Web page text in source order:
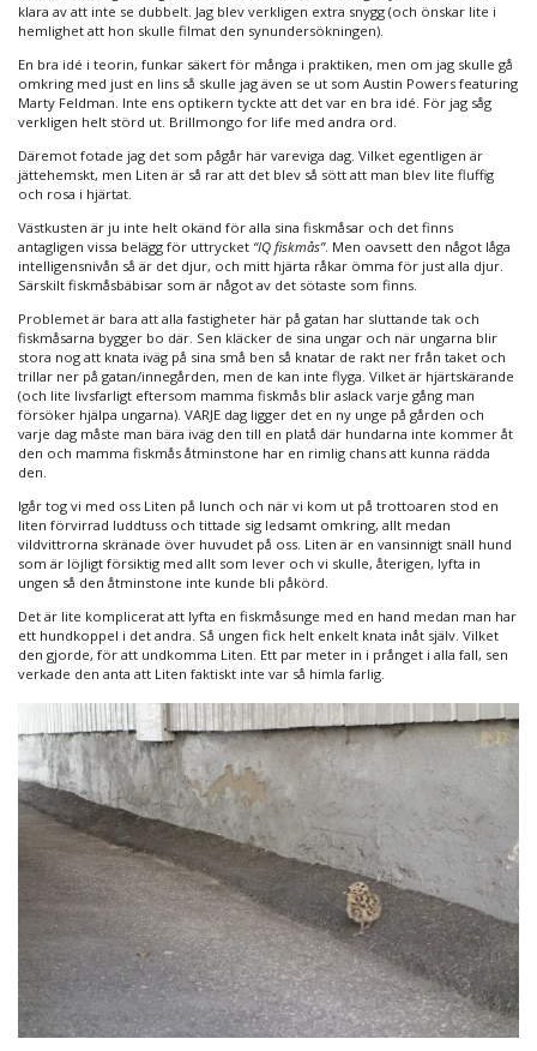
klara av att inte se dubbelt. Jag blev verkligen extra snygg (och önskar lite i
hemlighet att hon skulle filmat den synundersökningen).
En bra idé i teorin, funkar säkert för många i praktiken, men om jag skulle gå
omkring med just en lins så skulle jag även se ut som Austin Powers featuring
Marty Feldman. Inte ens optikern tyckte att det var en bra idé. För jag såg
verkligen helt störd ut. Brillmongo for life med andra ord.
Däremot fotade jag det som pågår här vareviga dag. Vilket egentligen är
jättehemskt, men Liten är så rar att det blev så sött att man blev lite fluffig
och rosa i hjärtat.
Västkusten är ju inte helt okänd för alla sina fiskmåsar och det finns
antagligen vissa belägg för uttrycket “IQ fiskmås”. Men oavsett den något låga
intelligensnivån så är det djur, och mitt hjärta råkar ömma för just alla djur.
Särskilt fiskmåsbäbisar som är något av det sötaste som finns.
Problemet är bara att alla fastigheter här på gatan har sluttande tak och
fiskmåsarna bygger bo där. Sen kläcker de sina ungar och när ungarna blir
stora nog att knata iväg på sina små ben så knatar de rakt ner från taket och
trillar ner på gatan/innegården, men de kan inte flyga. Vilket är hjärtskärande
(och lite livsfarligt eftersom mamma fiskmås blir aslack varje gång man
försöker hjälpa ungarna). VARJE dag ligger det en ny unge på gården och
varje dag måste man bära iväg den till en platå där hundarna inte kommer åt
den och mamma fiskmås åtminstone har en rimlig chans att kunna rädda
den.
Igår tog vi med oss Liten på lunch och när vi kom ut på trottoaren stod en
liten förvirrad luddtuss och tittade sig ledsamt omkring, allt medan
vildvittrorna skränade över huvudet på oss. Liten är en vansinnigt snäll hund
som är löjligt försiktig med allt som lever och vi skulle, återigen, lyfta in
ungen så den åtminstone inte kunde bli påkörd.
Det är lite komplicerat att lyfta en fiskmåsunge med en hand medan man har
ett hundkoppel i det andra. Så ungen fick helt enkelt knata inåt själv. Vilket
den gjorde, för att undkomma Liten. Ett par meter in i prånget i alla fall, sen
verkade den anta att Liten faktiskt inte var så himla farlig.